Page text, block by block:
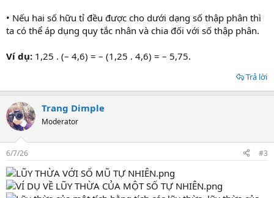
• Nếu hai số hữu tỉ đều được cho dưới dạng số thập phân thì
ta có thể áp dụng quy tắc nhân và chia đối với số thập phân.
Ví dụ: 1,25 . (– 4,6) = – (1,25 . 4,6) = – 5,75.
Trả lời
Trang Dimple
Moderator
6/7/26 #3